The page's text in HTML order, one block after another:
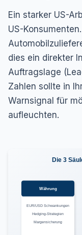
Ein starker US-
US-
dies ein direkter
Auftragslage
Zahlen sollte in
Warnsignal für
aufleuchten.
Die 3
Währung
EUR/USD Schwankungen
Hedging-Strategien
Margensicherung